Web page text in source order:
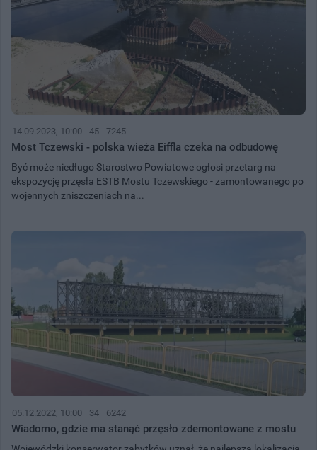
14.09.2023, 10:00 45 7245
Most Tczewski - polska wieża Eiffla czeka na odbudowę
Być może niedługo Starostwo Powiatowe ogłosi przetarg na
ekspozycję przęsła ESTB Mostu Tczewskiego - zamontowanego po
wojennych zniszczeniach na...
05.12.2022, 10:00 34 6242
Wiadomo, gdzie ma stanąć przęsło zdemontowane z mostu